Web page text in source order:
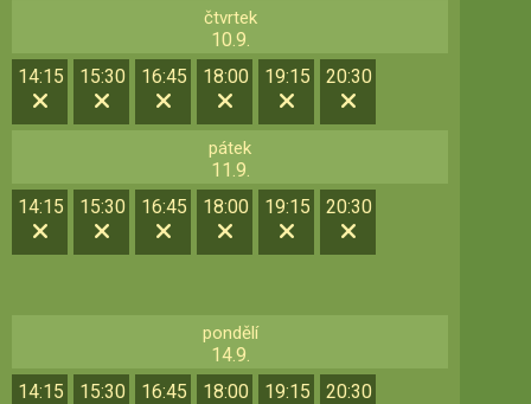
čtvrtek
10.9.
14:15
15:30 16:45 18:00 19:15 20:30
pátek
11.9.
14:15
15:30 16:45 18:00 19:15 20:30
pondělí
14.9.
14:15
15:30 16:45 18:00 19:15 20:30